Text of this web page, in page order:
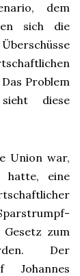
dem
sich die
Problem
diese
Union war,
hatte, eine
Gesetz zum
Der
Johannes